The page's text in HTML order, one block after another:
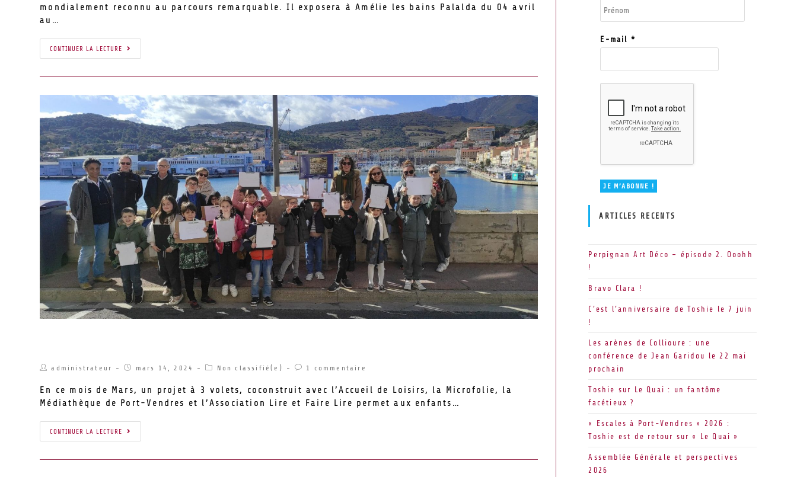
mondialement reconnu au parcours remarquable. Il exposera à Amélie les bains Palalda du 04 avril
au…
CONTINUER LA LECTURE
administrateur mars 14, 2024 Non classifié(e) 1 commentaire
En ce mois de Mars, un projet à 3 volets, coconstruit avec l’Accueil de Loisirs, la Microfolie, la
Médiathèque de Port-Vendres et l’Association Lire et Faire Lire permet aux enfants…
CONTINUER LA LECTURE
E-mail *
ARTICLES RECENTS
Perpignan Art Déco – épisode 2. Ooohh
!
Bravo Clara !
C’est l’anniversaire de Toshie le 7 juin
!
Les arènes de Collioure : une
conférence de Jean Garidou le 22 mai
prochain
Toshie sur Le Quai : un fantôme
facétieux ?
« Escales à Port-Vendres » 2026 :
Toshie est de retour sur « Le Quai »
Assemblée Générale et perspectives
2026